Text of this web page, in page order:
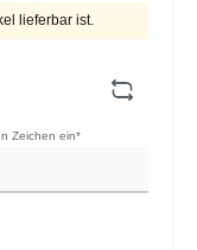
lieferbar ist.
Zeichen ein*